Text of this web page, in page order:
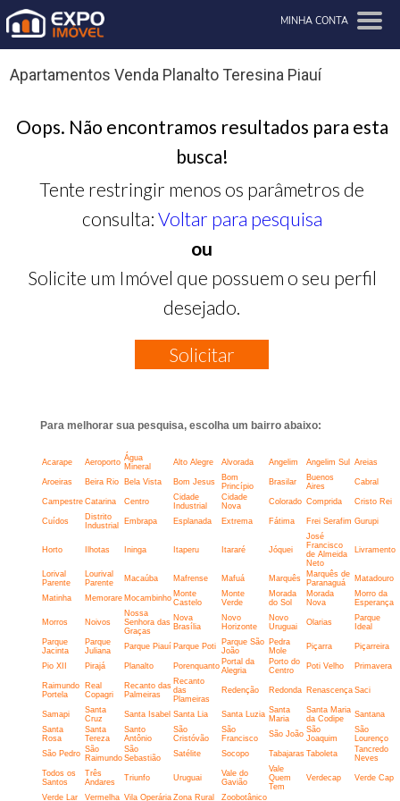
MINHA CONTA
Apartamentos Venda Planalto Teresina Piauí
Oops. Não encontramos resultados para esta
busca!
Tente restringir menos os parâmetros de
consulta: Voltar para pesquisa
ou
Solicite um Imóvel que possuem o seu perfil
desejado.
Solicitar
Para melhorar sua pesquisa, escolha um bairro abaixo:
Acarape Aeroporto Água
Mineral
Alto Alegre Alvorada Angelim Angelim Sul Areias
Aroeiras Beira Rio Bela Vista Bom Jesus
Bom
Princípio
Brasilar
Buenos
Aires
Cabral
Campestre Catarina Centro
Cidade
Industrial
Cidade
Nova
Colorado Comprida Cristo Rei
Cuídos
Distrito
Industrial
Embrapa Esplanada Extrema Fátima Frei Serafim Gurupi
Horto Ilhotas Ininga Itaperu Itararé Jóquei
José
Francisco
de Almeida
Neto
Livramento
Lorival
Parente
Lourival
Parente
Macaúba Mafrense Mafuá Marquês
Marquês de
Paranaguá
Matadouro
Matinha Memorare Mocambinho Monte
Castelo
Monte
Verde
Morada
do Sol
Morada
Nova
Morro da
Esperança
Morros Noivos
Nossa
Senhora das
Graças
Nova
Brasília
Novo
Horizonte
Novo
Uruguai
Olarias
Parque
Ideal
Parque
Jacinta
Parque
Juliana
Parque Piauí Parque Poti
Parque São
João
Pedra
Mole
Piçarra Piçarreira
Pio XII Pirajá Planalto Porenquanto Portal da
Alegria
Porto do
Centro
Poti Velho Primavera
Raimundo
Portela
Real
Copagri
Recanto das
Palmeiras
Recanto
das
Plameiras
Redenção Redonda Renascença Saci
Samapi
Santa
Cruz
Santa Isabel Santa Lia Santa Luzia Santa
Maria
Santa Maria
da Codipe
Santana
Santa
Rosa
Santa
Tereza
Santo
Antônio
São
Cristóvão
São
Francisco
São João São
Joaquim
São
Lourenço
São Pedro São
Raimundo
São
Sebastião
Satélite Socopo Tabajaras Taboleta
Tancredo
Neves
Todos os
Santos
Três
Andares
Triunfo Uruguai
Vale do
Gavião
Vale
Quem
Tem
Verdecap Verde Cap
Verde Lar Vermelha Vila Operária Zona Rural Zoobotânico